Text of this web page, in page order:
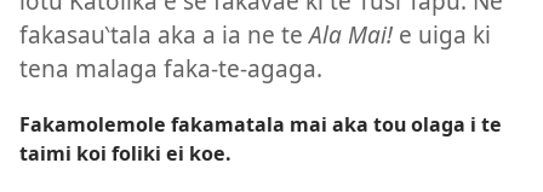
fakasau‵tala aka a ia ne teAla Mai! e uiga ki
tena malaga faka-te-agaga.
Fakamolemole fakamatala mai aka tou olaga i te
taimi koi foliki ei koe.